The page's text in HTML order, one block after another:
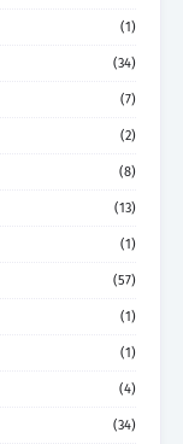
(1)
(34)
(7)
(2)
(8)
(13)
(1)
(57)
(1)
(1)
(4)
(34)